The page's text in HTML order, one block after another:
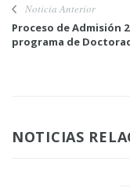
Noticia Anterior
Proceso de Admisión
programa de
NOTICIAS